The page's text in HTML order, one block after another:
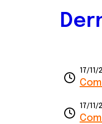
17/11/
17/11/